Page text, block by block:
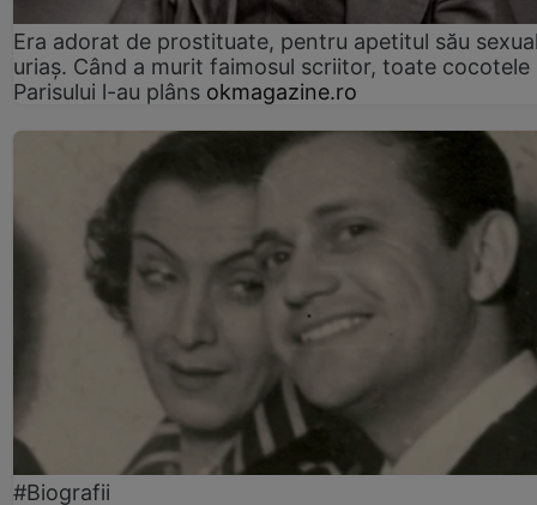
Era adorat de prostituate, pentru apetitul său
uriaș. Când a murit faimosul scriitor, toate cocotele
Parisului l-au plâns okmagazine.ro
#Biografii